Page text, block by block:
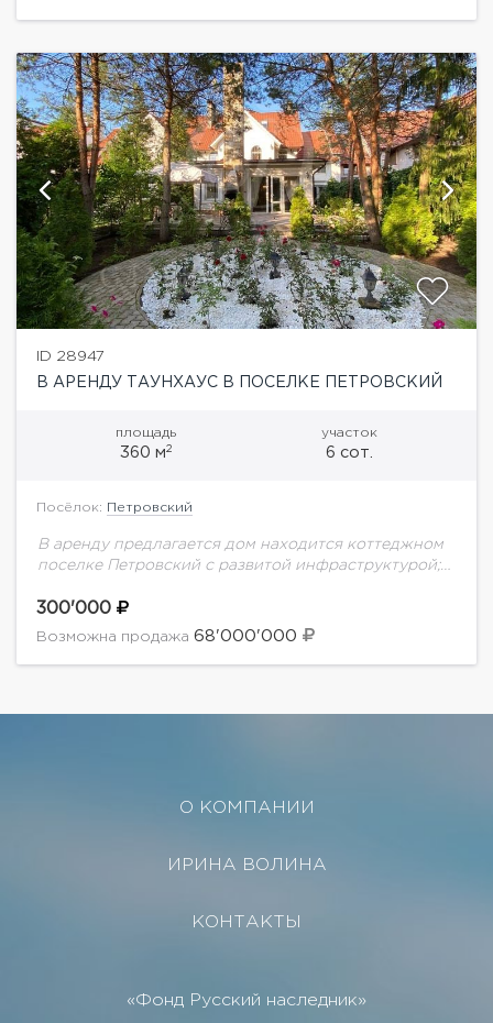
ID 28947
В АРЕНДУ ТАУНХАУС В ПОСЕЛКЕ ПЕТРОВСКИЙ
площадь
360 м2
участок
6 сот.
Посёлок: Петровский
В аренду предлагается дом находится коттеджном
поселке Петровский с развитой инфраструктурой;
боулинг , теннисные корты , 2...
300'000
Возможна продажа 68'000'000
О КОМПАНИИ
ИРИНА ВОЛИНА
КОНТАКТЫ
«Фонд Русский наследник»